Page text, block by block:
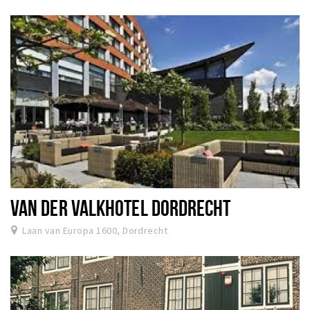
VAN DER VALKHOTEL DORDRECHT
Laan van Europa 1600, Dordrecht